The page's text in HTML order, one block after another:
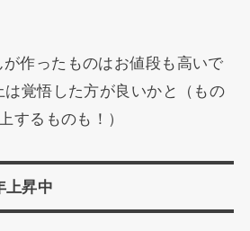
作ったものはお値段も高いで
覚悟した方が良いかと（もの
するものも！）
上昇中